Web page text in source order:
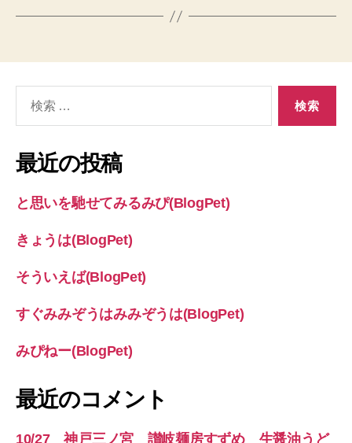
象:
最近の投稿
と思いを馳せてみるみぴ(BlogPet)
きょうは(BlogPet)
そういえば(BlogPet)
すぐみみぞうはみみぞうは(BlogPet)
みぴねー(BlogPet)
最近のコメント
10/27 神戸三ノ宮 讃岐麺房すずめ 生醤油うど